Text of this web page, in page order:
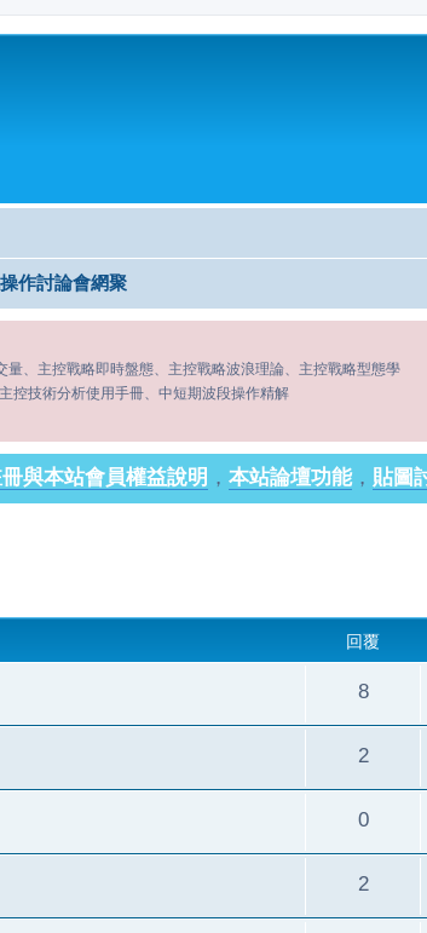
作討論會網聚
、主控戰略即時盤態、主控戰略波浪理論、主控戰略型態學
控技術分析使用手冊、中短期波段操作精解
與本站會員權益說明 ， 本站論壇功能， 貼圖
回覆
8
2
0
2